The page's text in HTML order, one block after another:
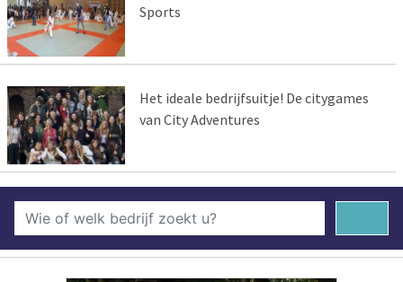
Sports
Het ideale bedrijfsuitje! De citygames
van City Adventures